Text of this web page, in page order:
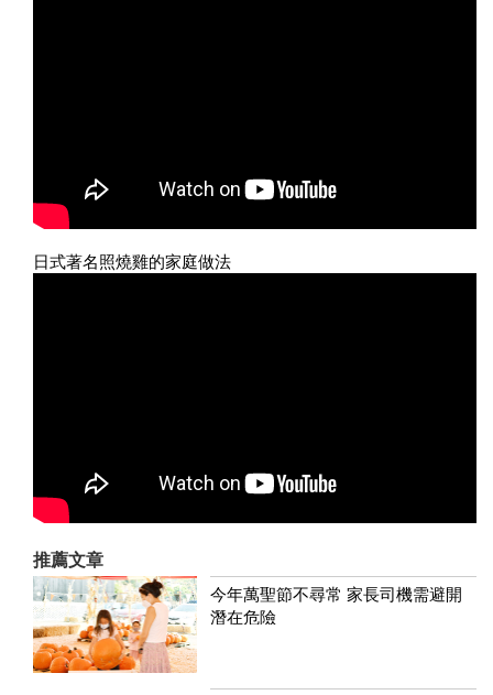
日式著名照燒雞的家庭做法
推薦文章
今年萬聖節不尋常 家長司機需避開
潛在危險